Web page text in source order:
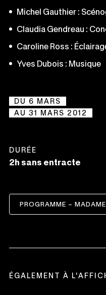
Michel Gauthier :
Claudia Gendreau :
Caroline Ross :
Yves Dubois : Musique
DU 6 MARS
AU 31 MARS 2012
DURÉE
2h sans entracte
PROGRAMME –
CE
UNE
ÉGALEMENT À